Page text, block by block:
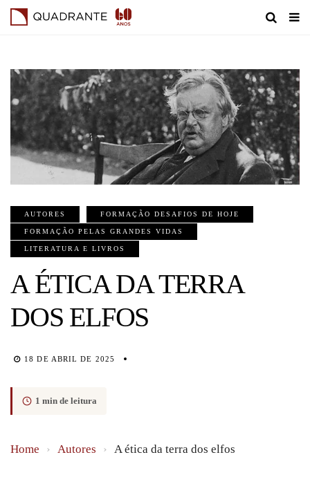
AUTORES FORMAÇÃO DESAFIOS DE HOJE
FORMAÇÃO PELAS GRANDES VIDAS
LITERATURA E LIVROS
A ÉTICA DA TERRA
DOS ELFOS
18 DE ABRIL DE 2025
1 min de leitura
Home › Autores › A ética da terra dos elfos